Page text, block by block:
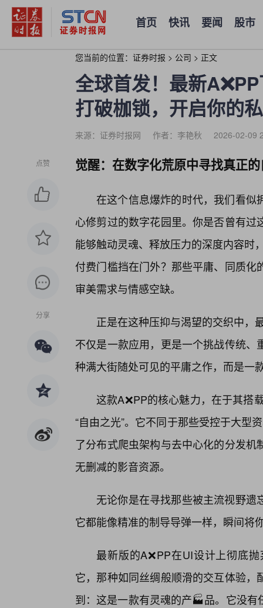
首页 快讯 要闻 股市
您当前的位置： 证券时报 > 公司 > 正文
全球首发！最新
打破枷锁，开启你的
来源：证券时报网 作者：李艳秋 2026-02-09
点赞
分享
觉醒：在数字化荒原中寻找真正
在这个信息爆炸的时代，我们看似
心修剪过的数字花园里。你是否曾有
能够触动灵魂、释放压力的深度内容时
付费门槛挡在门外？那些平庸、同质
审美需求与情感空缺。
正是在这种压抑与渴望的交织中，
不仅是一款应用，更是一个挑战传统
种满大街随处可见的平庸之作，而是一
这款A❌PP的核心魅力，在于其搭
“自由之光”。它不同于那些受控于大型
了分布式爬虫架构与去中心化的分发
无删减的影音资源。
无论你是在寻找那些被主流视野
它都能像精准的制导导弹一样，瞬间将
最新版的A❌PP在UI设计上彻底
它，那种如同丝绸般顺滑的交互体验
到：这是一款有灵魂的产🏭品。它没